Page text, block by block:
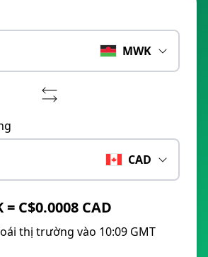
MWK
CAD
= C$0.0008 CAD
thị trường vào 10:09 GMT